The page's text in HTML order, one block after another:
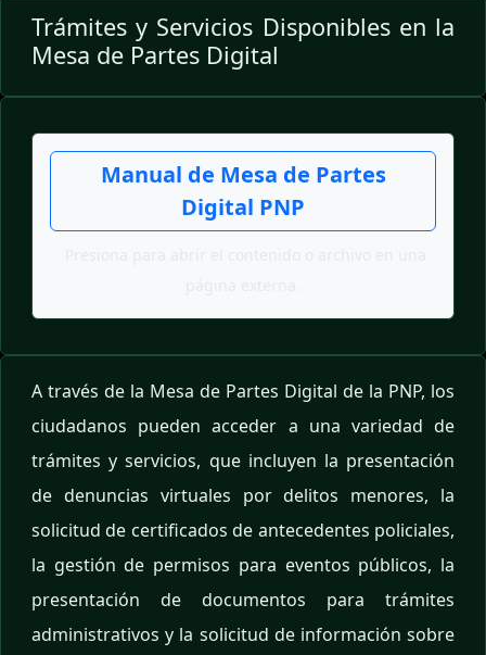
Trámites y Servicios Disponibles en la
Mesa de Partes Digital
Manual de Mesa de Partes
Digital PNP
A través de la Mesa de Partes Digital de la PNP, los
ciudadanos pueden acceder a una variedad de
trámites y servicios, que incluyen la presentación
de denuncias virtuales por delitos menores, la
solicitud de certificados de antecedentes policiales,
la gestión de permisos para eventos públicos, la
presentación de documentos para trámites
administrativos y la solicitud de información sobre